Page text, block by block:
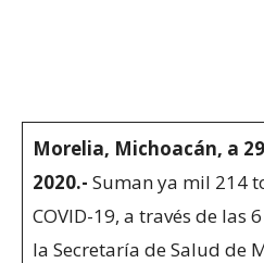
Morelia, Michoacán, a
2020.- Suman ya mil 214
COVID-19, a través de las
la Secretaría de Salud de